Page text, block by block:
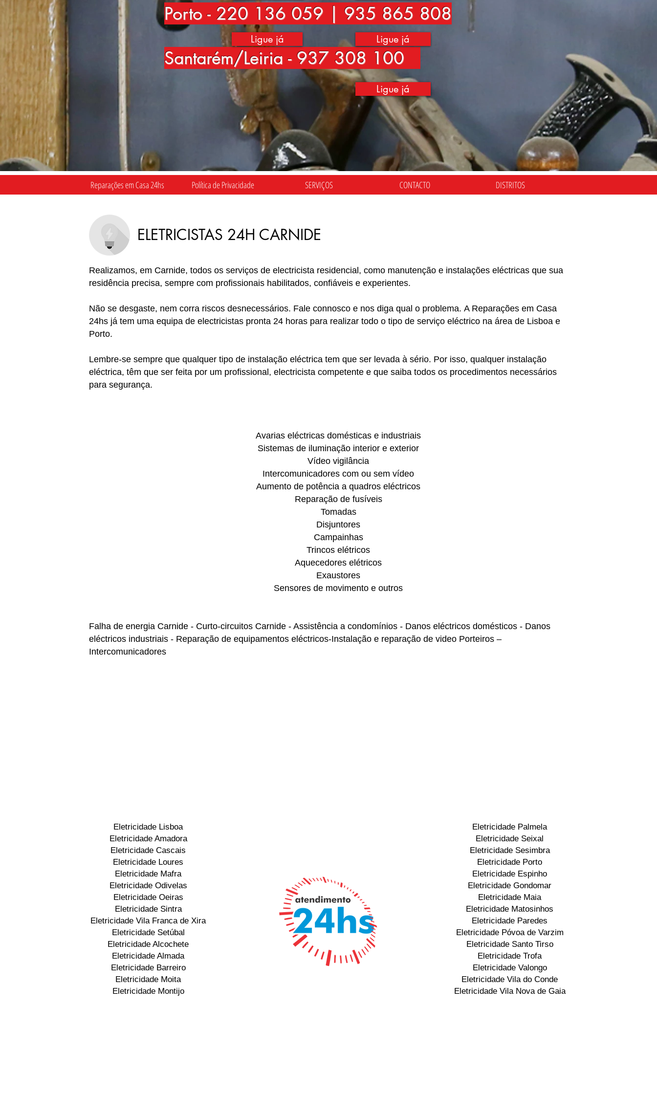
Porto - 220 136 059 | 935 865 808
Santarém/Leiria - 937 308 100
Ligue já Ligue já
Ligue já
Reparações em Casa 24hs Política de Privacidade SERVIÇOS CONTACTO DISTRITOS
ELETRICISTAS 24H CARNIDE
Realizamos, em Carnide, todos os serviços de electricista residencial, como manutenção e instalações eléctricas que sua
residência precisa, sempre com profissionais habilitados, confiáveis e experientes.
Não se desgaste, nem corra riscos desnecessários. Fale connosco e nos diga qual o problema. A Reparações em Casa
24hs já tem uma equipa de electricistas pronta 24 horas para realizar todo o tipo de serviço eléctrico na área de Lisboa e
Porto.
Lembre-se sempre que qualquer tipo de instalação eléctrica tem que ser levada à sério. Por isso, qualquer instalação
eléctrica, têm que ser feita por um profissional, electricista competente e que saiba todos os procedimentos necessários
para segurança.
Avarias eléctricas domésticas e industriais
Sistemas de iluminação interior e exterior
Vídeo vigilância
Intercomunicadores com ou sem vídeo
Aumento de potência a quadros eléctricos
Reparação de fusíveis
Tomadas
Disjuntores
Campainhas
Trincos elétricos
Aquecedores elétricos
Exaustores
Sensores de movimento e outros
Falha de energia Carnide - Curto-circuitos Carnide - Assistência a condomínios - Danos eléctricos domésticos - Danos
eléctricos industriais - Reparação de equipamentos eléctricos-Instalação e reparação de video Porteiros –
Intercomunicadores
Eletricidade Lisboa
Eletricidade Amadora
Eletricidade Cascais
Eletricidade Loures
Eletricidade Mafra
Eletricidade Odivelas
Eletricidade Oeiras
Eletricidade Sintra
Eletricidade Vila Franca de Xira
Eletricidade Setúbal
Eletricidade Alcochete
Eletricidade Almada
Eletricidade Barreiro
Eletricidade Moita
Eletricidade Montijo
Eletricidade Palmela
Eletricidade Seixal
Eletricidade Sesimbra
Eletricidade Porto
Eletricidade Espinho
Eletricidade Gondomar
Eletricidade Maia
Eletricidade Matosinhos
Eletricidade Paredes
Eletricidade Póvoa de Varzim
Eletricidade Santo Tirso
Eletricidade Trofa
Eletricidade Valongo
Eletricidade Vila do Conde
Eletricidade Vila Nova de Gaia